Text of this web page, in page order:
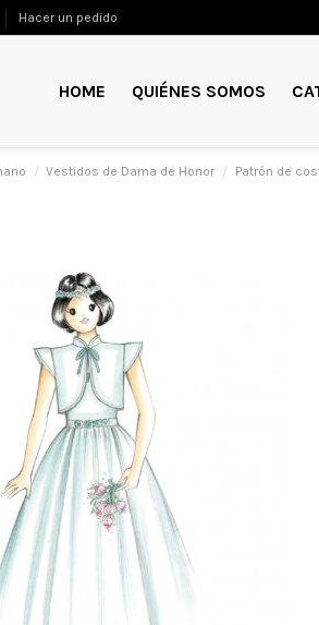
Hacer un pedido
HOME QUIÉNES SOMOS
Vestidos de Dama de Honor Patrón de